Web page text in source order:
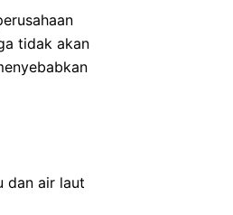
tidak akan
dan air laut